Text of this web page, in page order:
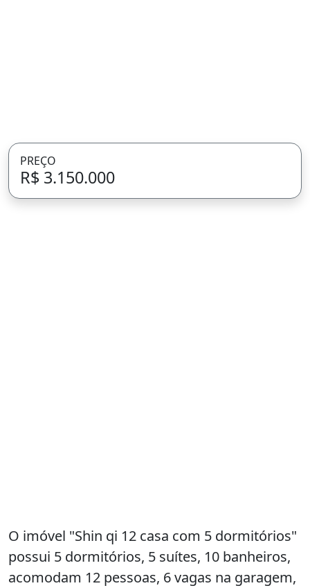
PREÇO
R$ 3.150.000
O imóvel "Shin qi 12 casa com 5 dormitórios"
possui 5 dormitórios, 5 suítes, 10 banheiros,
acomodam 12 pessoas, 6 vagas na garagem,